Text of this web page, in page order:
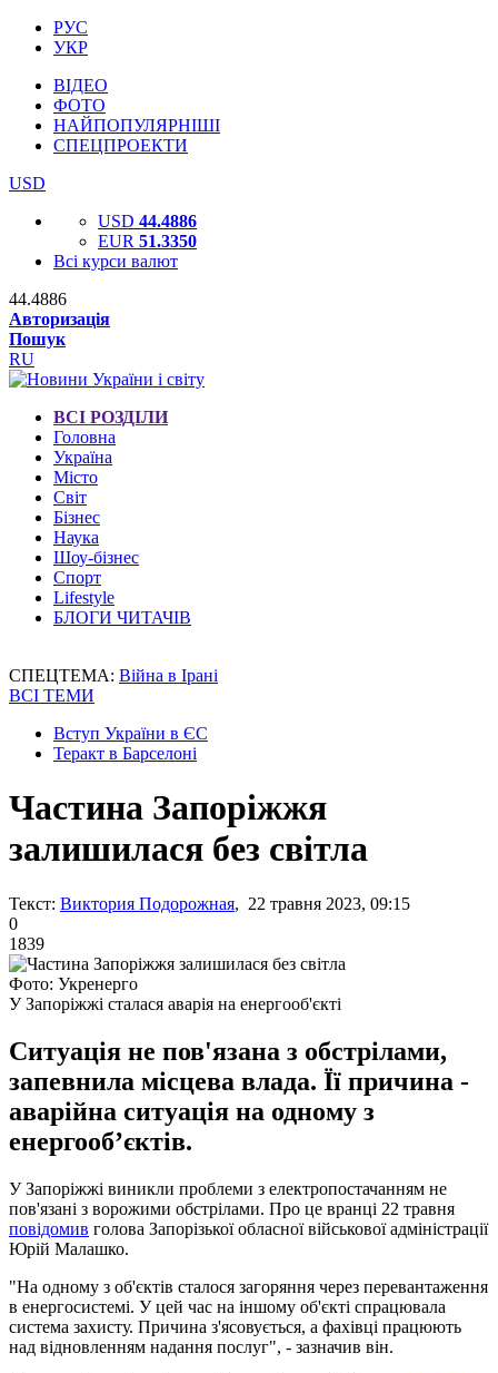
РУС
УКР
ВІДЕО
ФОТО
НАЙПОПУЛЯРНІШІ
СПЕЦПРОЕКТИ
USD
USD 44.4886
EUR 51.3350
Всі курси валют
44.4886
Авторизація
Пошук
RU
ВСІ РОЗДІЛИ
Головна
Україна
Місто
Світ
Бізнес
Наука
Шоу-бізнес
Спорт
Lifestyle
БЛОГИ ЧИТАЧІВ
СПЕЦТЕМА: Війна в Ірані
ВСІ ТЕМИ
Вступ України в ЄС
Теракт в Барселоні
Частина Запоріжжя
залишилася без світла
Текст: Виктория Подорожная, 22 травня 2023, 09:15
0
1839
Фото: Укренерго
У Запоріжжі сталася аварія на енергооб'єкті
Ситуація не пов'язана з обстрілами,
запевнила місцева влада. Її причина -
аварійна ситуація на одному з
енергообʼєктів.
У Запоріжжі виникли проблеми з електропостачанням не
пов'язані з ворожими обстрілами. Про це вранці 22 травня
повідомив голова Запорізької обласної військової адміністрації
Юрій Малашко.
"На одному з об'єктів сталося загоряння через перевантаження
в енергосистемі. У цей час на іншому об'єкті спрацювала
система захисту. Причина з'ясовується, а фахівці працюють
над відновленням надання послуг", - зазначив він.